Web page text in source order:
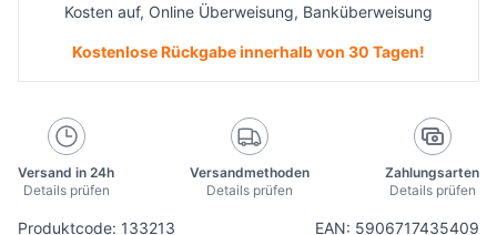
Produktcode: 133213 EAN: 5906717435409
Kosten auf, Online Überweisung, Banküberweisung
Kostenlose Rückgabe innerhalb von 30 Tagen!
Versand in 24h
Details prüfen
Versandmethoden
Details prüfen
Zahlungsarten
Details prüfen